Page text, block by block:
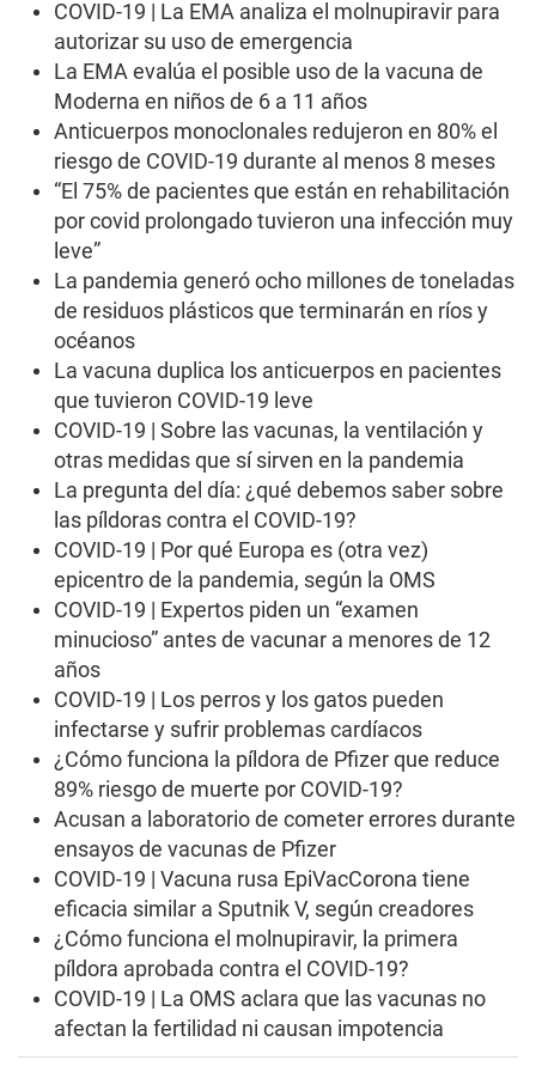
COVID-19 | La EMA analiza el molnupiravir para
autorizar su uso de emergencia
La EMA evalúa el posible uso de la vacuna de
Moderna en niños de 6 a 11 años
Anticuerpos monoclonales redujeron en 80% el
riesgo de COVID-19 durante al menos 8 meses
“El 75% de pacientes que están en rehabilitación
por covid prolongado tuvieron una infección muy
leve”
La pandemia generó ocho millones de toneladas
de residuos plásticos que terminarán en ríos y
océanos
La vacuna duplica los anticuerpos en pacientes
que tuvieron COVID-19 leve
COVID-19 | Sobre las vacunas, la ventilación y
otras medidas que sí sirven en la pandemia
La pregunta del día: ¿qué debemos saber sobre
las píldoras contra el COVID-19?
COVID-19 | Por qué Europa es (otra vez)
epicentro de la pandemia, según la OMS
COVID-19 | Expertos piden un “examen
minucioso” antes de vacunar a menores de 12
años
COVID-19 | Los perros y los gatos pueden
infectarse y sufrir problemas cardíacos
¿Cómo funciona la píldora de Pfizer que reduce
89% riesgo de muerte por COVID-19?
Acusan a laboratorio de cometer errores durante
ensayos de vacunas de Pfizer
COVID-19 | Vacuna rusa EpiVacCorona tiene
eficacia similar a Sputnik V, según creadores
¿Cómo funciona el molnupiravir, la primera
píldora aprobada contra el COVID-19?
COVID-19 | La OMS aclara que las vacunas no
afectan la fertilidad ni causan impotencia